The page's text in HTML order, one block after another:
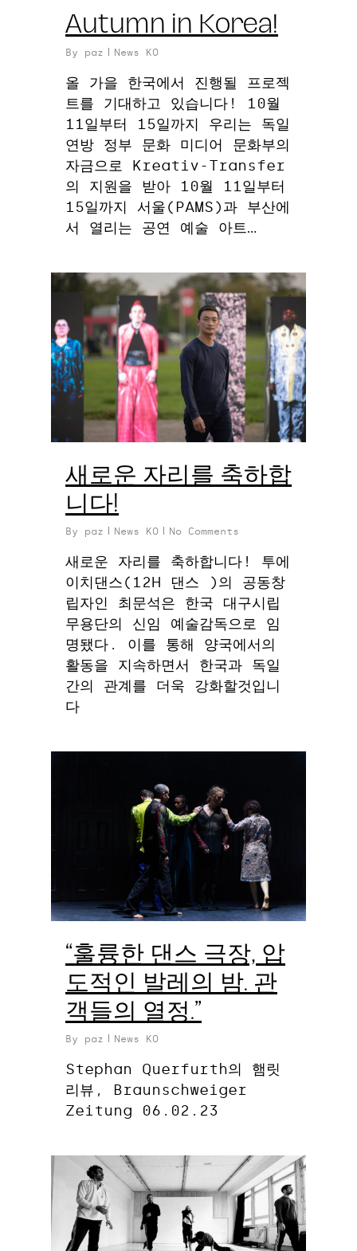
Autumn in Korea!
By paz News KO
올 가을 한국에서 진행될 프로젝
트를 기대하고 있습니다! 10월
11일부터 15일까지 우리는 독일
연방 정부 문화 미디어 문화부의
자금으로 Kreativ-Transfer
의 지원을 받아 10월 11일부터
15일까지 서울(PAMS)과 부산에
서 열리는 공연 예술 아트…
새로운 자리를 축하합
니다!
By paz News KO No Comments
새로운 자리를 축하합니다! 투에
이치댄스(12H 댄스 )의 공동창
립자인 최문석은 한국 대구시립
무용단의 신임 예술감독으로 임
명됐다. 이를 통해 양국에서의
활동을 지속하면서 한국과 독일
간의 관계를 더욱 강화할것입니
다
“훌륭한 댄스 극장, 압
도적인 발레의 밤. 관
객들의 열정.”
By paz News KO
Stephan Querfurth의 햄릿
리뷰, Braunschweiger
Zeitung 06.02.23